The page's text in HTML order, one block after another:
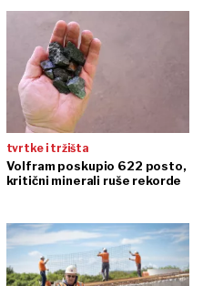
tvrtke i tržišta
Volfram poskupio 622 posto,
kritični minerali ruše rekorde